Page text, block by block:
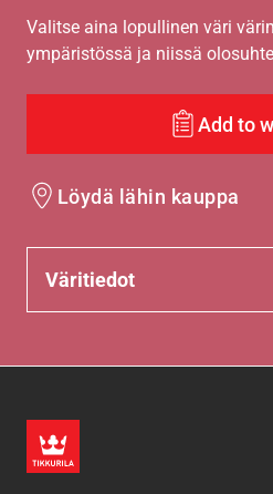
Valitse aina lopullinen väri
ympäristössä ja niissä
Add to
Löydä lähin kauppa
Väritiedot